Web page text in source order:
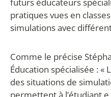
pratiques vues en
simulations avec
Comme le précise
Éducation spécialisée : «
des situations de
permettent à